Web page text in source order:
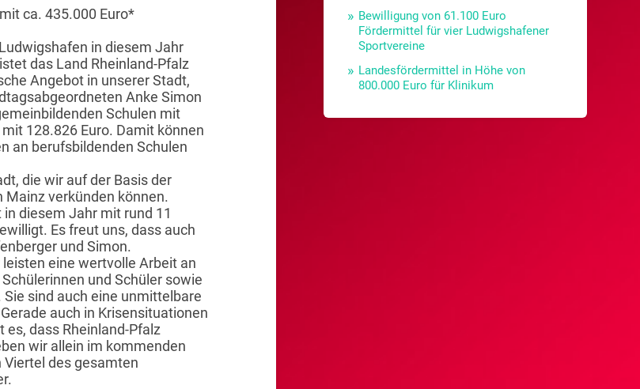
ca. 435.000 Euro*
in diesem Jahr
das Land Rheinland-Pfalz
Angebot in unserer Stadt,
Anke Simon
Schulen mit
128.826 Euro. Damit können
an berufsbildenden Schulen
die wir auf der Basis der
verkünden können.
diesem Jahr mit rund 11
Es freut uns, dass auch
und Simon.
eine wertvolle Arbeit an
und Schüler sowie
sind auch eine unmittelbare
auch in Krisensituationen
es, dass Rheinland-Pfalz
wir allein im kommenden
Viertel des gesamten
Bewilligung von 61.100 Euro
Fördermittel für vier Ludwigshafener
Sportvereine
Landesfördermittel in Höhe von
800.000 Euro für Klinikum